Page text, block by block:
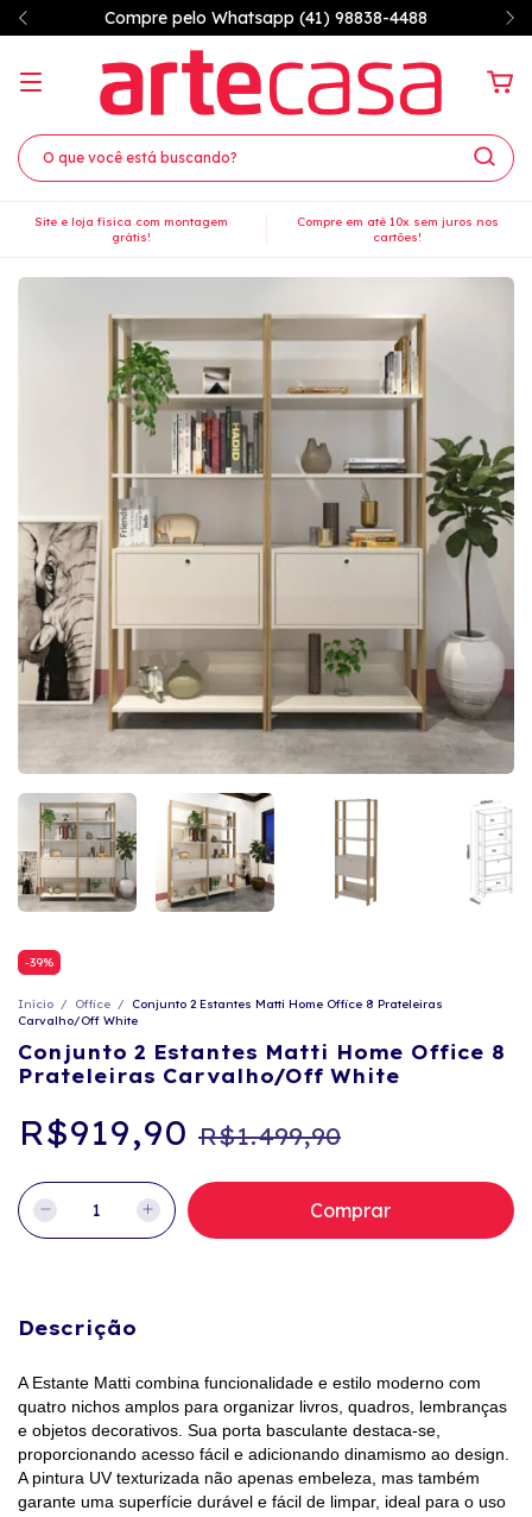
7% OFF à vista no PIX
Site e loja física com montagem
grátis!
Compre em até 10x sem juros nos
cartões!
-39%
Início / Office /
Conjunto 2 Estantes Matti Home Office 8 Prateleiras
Carvalho/Off White
Conjunto 2 Estantes Matti Home Office 8
Prateleiras Carvalho/Off White
R$919,90 R$1.499,90
Descrição
A Estante Matti combina funcionalidade e estilo moderno com
quatro nichos amplos para organizar livros, quadros, lembranças
e objetos decorativos. Sua porta basculante destaca-se,
proporcionando acesso fácil e adicionando dinamismo ao design.
A pintura UV texturizada não apenas embeleza, mas também
garante uma superfície durável e fácil de limpar, ideal para o uso